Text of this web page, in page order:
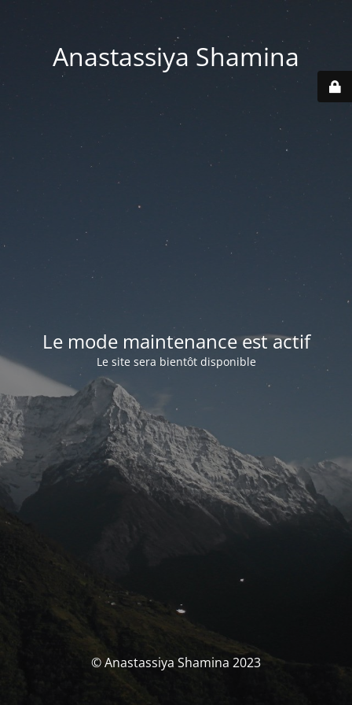
Anastassiya Shamina
Le mode maintenance est actif
Le site sera bientôt disponible
© Anastassiya Shamina 2023